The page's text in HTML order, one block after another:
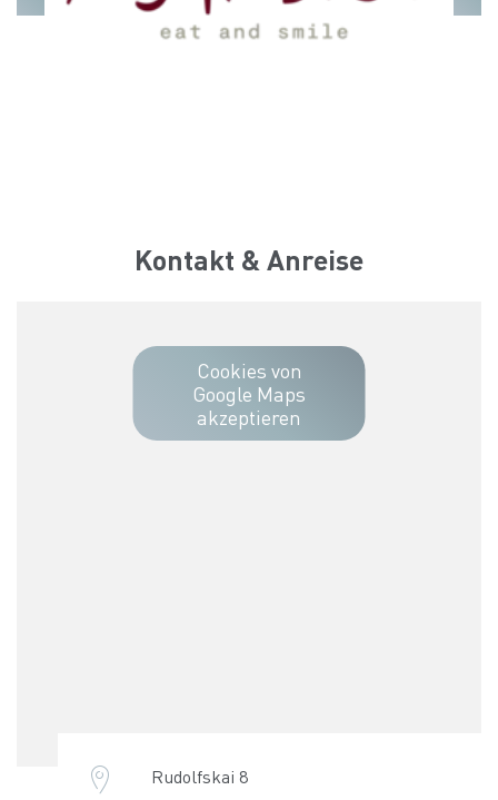
Kontakt & Anreise
Cookies von
Google Maps
akzeptieren
Rudolfskai 8